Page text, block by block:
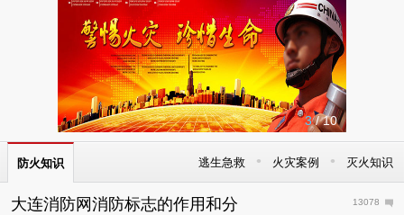
3/ 10
防火知识 逃生急救 • 火灾案例 • 灭火知识
大连消防网消防标志的作用和分 13078